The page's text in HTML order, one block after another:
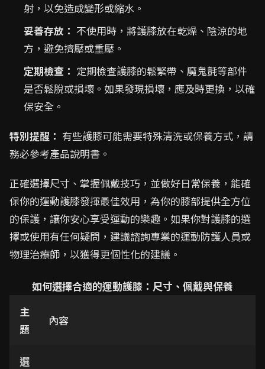
射，以免造成變形或縮水。
妥善存放： 不使用時，將護膝放在乾燥、陰涼的地
方，避免擠壓或重壓。
定期檢查： 定期檢查護膝的鬆緊帶、魔鬼氈等部件
是否鬆脫或損壞。如果發現損壞，應及時更換，以確
保安全。
特別提醒： 有些護膝可能需要特殊清洗或保養方式，請
務必參考產品說明書。
正確選擇尺寸、掌握佩戴技巧，並做好日常保養，能確
保你的運動護膝發揮最佳效用，為你的膝部提供全方位
的保護，讓你安心享受運動的樂趣。如果你對護膝的選
擇或使用有任何疑問，建議諮詢專業的運動防護人員或
物理治療師，以獲得更個性化的建議。
如何選擇合適的運動護膝：尺寸、佩戴與保養
主
題
內容
選